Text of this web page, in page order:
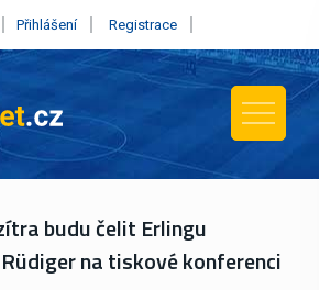
Přihlášení Registrace
budu čelit Erlingu
na tiskové konferenci